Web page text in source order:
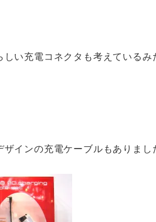
しい充電コネクタも考えている
インの充電ケーブルもありまし